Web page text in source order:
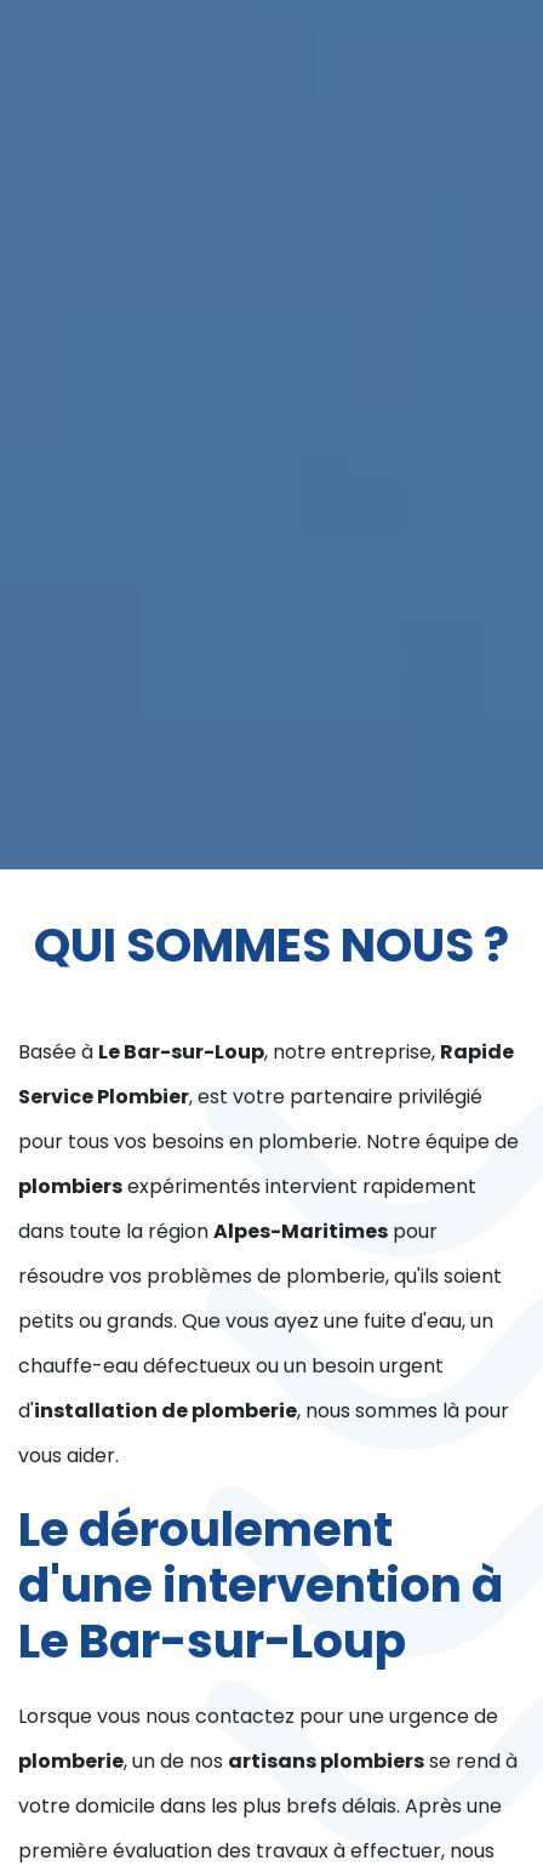
QUI SOMMES NOUS ?
Basée à Le Bar-sur-Loup, notre entreprise, Rapide
Service Plombier, est votre partenaire privilégié
pour tous vos besoins en plomberie. Notre équipe de
plombiersexpérimentés intervient rapidement
dans toute la régionAlpes-Maritimes pour
résoudre vos problèmes de plomberie, qu'ils soient
petits ou grands. Que vous ayez une fuite d'eau, un
chauffe-eau défectueux ou un besoin urgent
d'installation de plomberie, nous sommes là pour
vous aider.
Le déroulement
d'une intervention à
Le Bar-sur-Loup
Lorsque vous nous contactez pour une urgence de
plomberie, un de nos artisans plombiersse rend à
votre domicile dans les plus brefs délais. Après une
première évaluation des travaux à effectuer, nous